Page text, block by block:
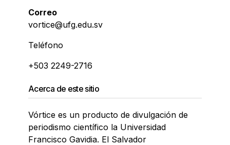
Correo
vortice@ufg.edu.sv
Teléfono
+503 2249-2716
Acerca de este sitio
Vórtice es un producto de divulgación de
periodismo científico la Universidad
Francisco Gavidia. El Salvador